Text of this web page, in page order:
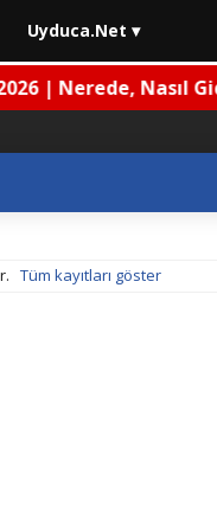
Nasıl Gidilir,
Tüm kayıtları göster
Gidilir, Denizi Nasıl?
Uyduca.Net ▾